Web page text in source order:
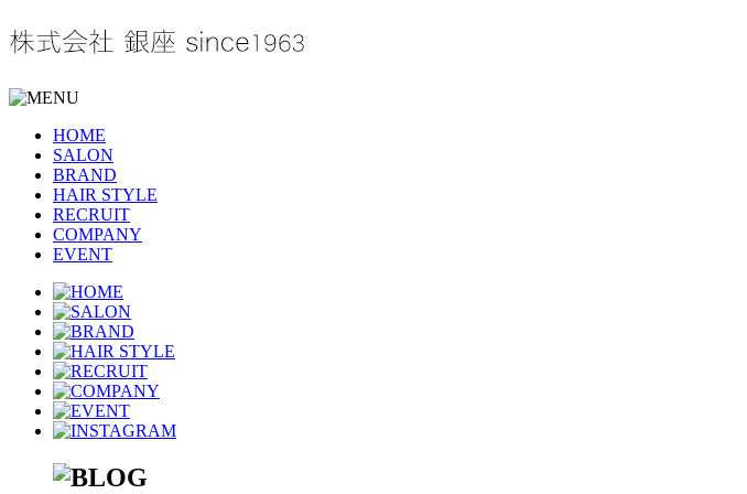
HOME
SALON
BRAND
HAIR STYLE
RECRUIT
COMPANY
EVENT